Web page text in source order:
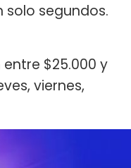
segundos.
$25.000 y
viernes,